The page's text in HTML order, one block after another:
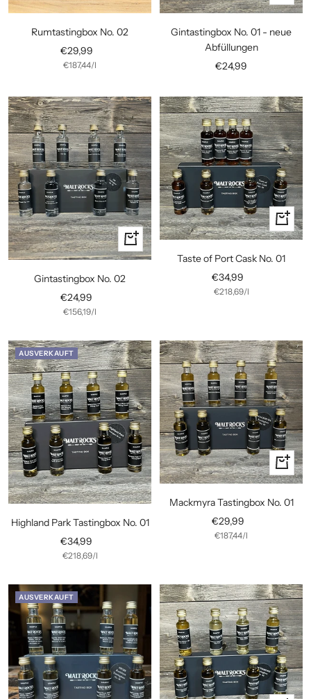
Rumtastingbox No. 02
Angebotspreis
€29,99
€187,44/l
den
Gintastingbox No. 01 - neue
Abfüllungen
Angebotspreis
€24,99
In
den
Warenkorb
Gintastingbox No. 02
Angebotspreis
€24,99
€156,19/l
In
den
Taste of Port Cask No. 01
Angebotspreis
€34,99
€218,69/l
AUSVERKAUFT
Highland Park Tastingbox No. 01
Angebotspreis
€34,99
€218,69/l
In
den
Mackmyra Tastingbox No. 01
Angebotspreis
€29,99
€187,44/l
AUSVERKAUFT